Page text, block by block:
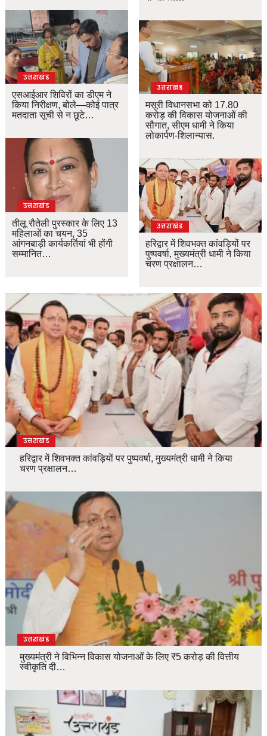
उत्तराखंड
एसआईआर शिविरों का डीएम ने
किया निरीक्षण, बोले—कोई पात्र
मतदाता सूची से न छूटे…
उत्तराखंड
तीलू रौतेली पुरस्कार के लिए 13
महिलाओं का चयन, 35
आंगनबाड़ी कार्यकर्तियां भी होंगी
सम्मानित…
उत्तराखंड
मसूरी विधानसभा को 17.80
करोड़ की विकास योजनाओं की
सौगात, सीएम धामी ने किया
लोकार्पण-शिलान्यास.
उत्तराखंड
हरिद्वार में शिवभक्त कांवड़ियों पर
पुष्पवर्षा, मुख्यमंत्री धामी ने किया
चरण प्रक्षालन…
उत्तराखंड
हरिद्वार में शिवभक्त कांवड़ियों पर पुष्पवर्षा, मुख्यमंत्री धामी ने किया
चरण प्रक्षालन…
उत्तराखंड
मुख्यमंत्री ने विभिन्न विकास योजनाओं के लिए ₹5 करोड़ की वित्तीय
स्वीकृति दी…